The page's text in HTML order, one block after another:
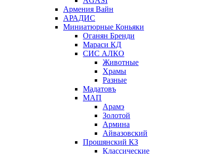
Армения Вайн
АРАДИС
Миниатюрные Коньяки
Оганян Бренди
Мараси КД
СИС АЛКО
Животные
Храмы
Разные
Мадатовъ
МАП
Арамэ
Золотой
Армина
Айвазовский
Прошянский КЗ
Классические